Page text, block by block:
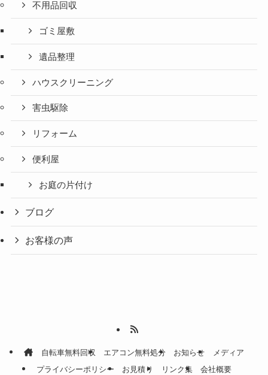
不用品回収
ゴミ屋敷
遺品整理
ハウスクリーニング
害虫駆除
リフォーム
便利屋
お庭の片付け
ブログ
お客様の声
自転車無料回収 エアコン無料処分 お知らせ
メディア
プライバシーポリシー
お見積り リンク集 会社概要